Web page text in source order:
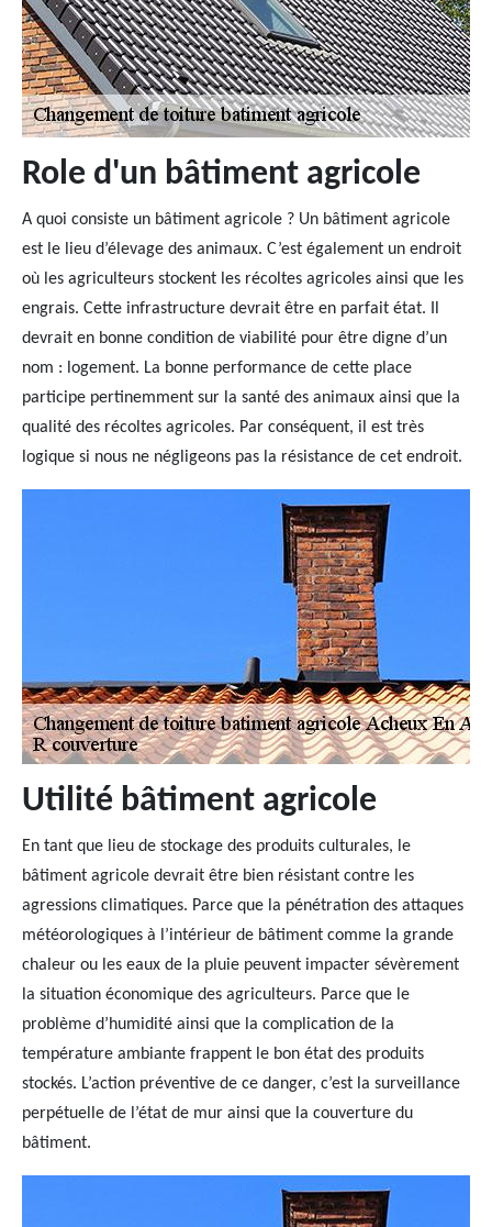
Role d'un bâtiment agricole
A quoi consiste un bâtiment agricole ? Un bâtiment agricole
est le lieu d’élevage des animaux. C’est également un endroit
où les agriculteurs stockent les récoltes agricoles ainsi que les
engrais. Cette infrastructure devrait être en parfait état. Il
devrait en bonne condition de viabilité pour être digne d’un
nom : logement. La bonne performance de cette place
participe pertinemment sur la santé des animaux ainsi que la
qualité des récoltes agricoles. Par conséquent, il est très
logique si nous ne négligeons pas la résistance de cet endroit.
Utilité bâtiment agricole
En tant que lieu de stockage des produits culturales, le
bâtiment agricole devrait être bien résistant contre les
agressions climatiques. Parce que la pénétration des attaques
météorologiques à l’intérieur de bâtiment comme la grande
chaleur ou les eaux de la pluie peuvent impacter sévèrement
la situation économique des agriculteurs. Parce que le
problème d’humidité ainsi que la complication de la
température ambiante frappent le bon état des produits
stockés. L’action préventive de ce danger, c’est la surveillance
perpétuelle de l’état de mur ainsi que la couverture du
bâtiment.